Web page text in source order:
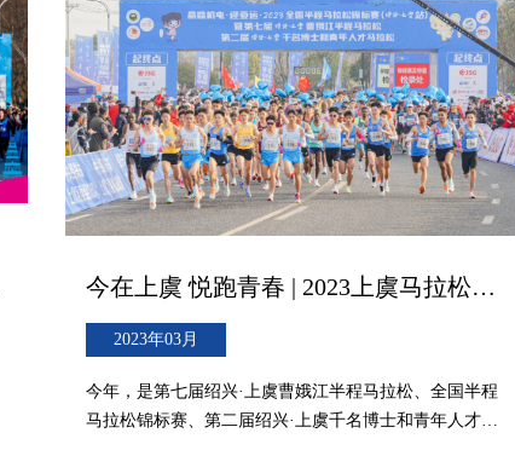
今在上虞 悦跑青春 | 2023上虞马拉松鸣枪开跑！
2023年03月
今年，是第七届绍兴·上虞曹娥江半程马拉松、全国半程
马拉松锦标赛、第二届绍兴·上虞千名博士和青年人才马